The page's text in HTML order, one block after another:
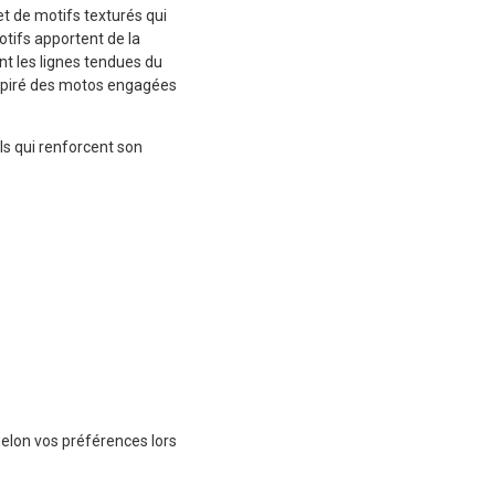
de motifs texturés qui
apportent de la
les lignes tendues du
des motos engagées
qui renforcent son
vos préférences lors